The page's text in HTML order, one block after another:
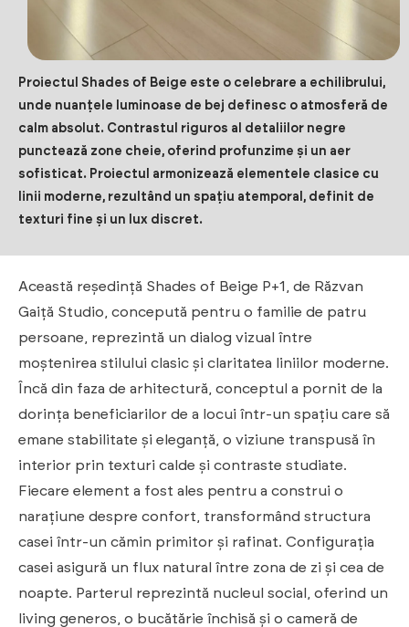
Proiectul Shades of Beige este o celebrare a echilibrului,
unde nuanțele luminoase de bej definesc o atmosferă de
calm absolut. Contrastul riguros al detaliilor negre
punctează zone cheie, oferind profunzime și un aer
sofisticat. Proiectul armonizează elementele clasice cu
linii moderne, rezultând un spațiu atemporal, definit de
texturi fine și un lux discret.
Această reședință Shades of Beige P+1, de Răzvan
Gaiță Studio, concepută pentru o familie de patru
persoane, reprezintă un dialog vizual între
moștenirea stilului clasic și claritatea liniilor moderne.
Încă din faza de arhitectură, conceptul a pornit de la
dorința beneficiarilor de a locui într-un spațiu care să
emane stabilitate și eleganță, o viziune transpusă în
interior prin texturi calde și contraste studiate.
Fiecare element a fost ales pentru a construi o
narațiune despre confort, transformând structura
casei într-un cămin primitor și rafinat. Configurația
casei asigură un flux natural între zona de zi și cea de
noapte. Parterul reprezintă nucleul social, oferind un
living generos, o bucătărie închisă și o cameră de